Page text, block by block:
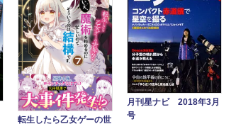
転生したら乙女ゲーの世
月刊星ナビ 2018年3月
号